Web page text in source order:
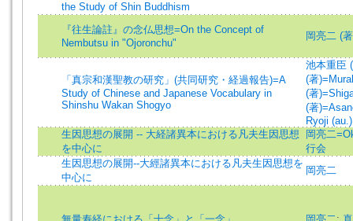
the Study of Shin Buddhism
『往生論註』の念仏思想=On the Concept of
Nembutsu in "Ojoronchu"
岡亮二 (
「真宗和漢聖教の研究」(共同研究・経過報告)=A
Study of Chinese and Japanese Vocabulary in
Shinshu Wakan Shogyo
池本重臣
(著
(著
(著
Ryoji (au.)
生因思想の展開 -- 大経諸異本における凡夫生因思想
を中心に
岡亮二
行会
生因思想の展開--大經諸異本における凡夫生因思想を
中心に
岡亮二